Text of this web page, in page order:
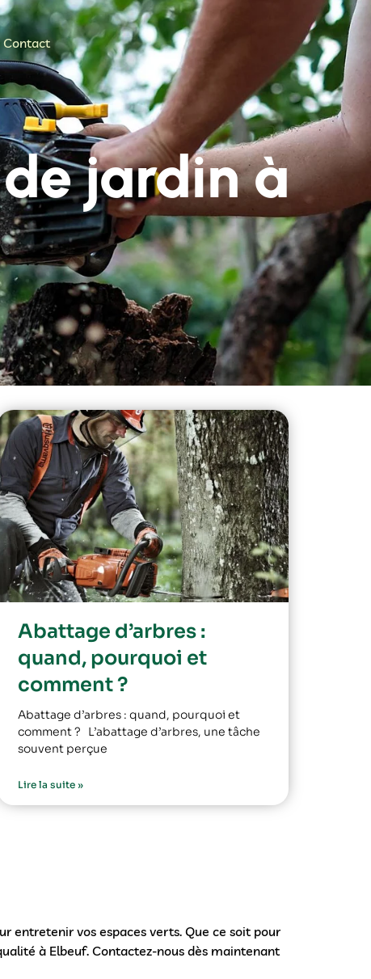
Contact
jardin à
Abattage d’arbres :
quand, pourquoi et
comment ?
Abattage d’arbres : quand, pourquoi et
comment ? L’abattage d’arbres, une tâche
souvent perçue
Lire la suite »
entretenir vos espaces verts. Que ce soit pour
à Elbeuf. Contactez-nous dès maintenant